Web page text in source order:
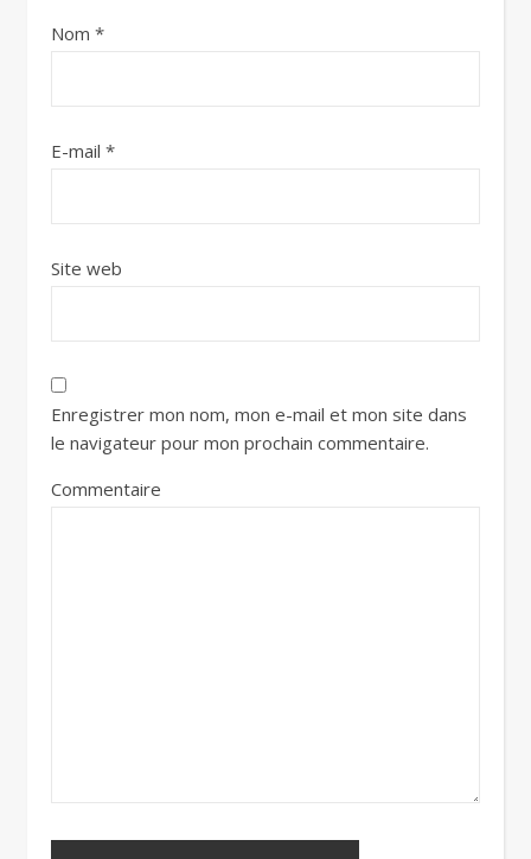
Nom *
E-mail *
Site web
Enregistrer mon nom, mon e-mail et mon site dans
le navigateur pour mon prochain commentaire.
Commentaire